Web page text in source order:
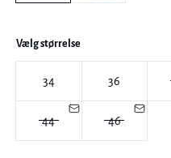
Vælg størrelse
34 36
44 46